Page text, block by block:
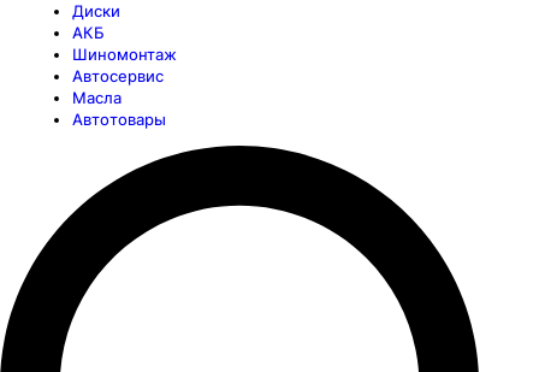
Диски
АКБ
Шиномонтаж
Автосервис
Масла
Автотовары